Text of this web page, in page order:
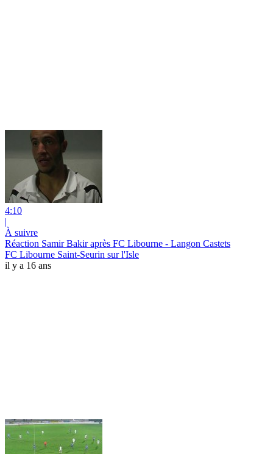
4:10
|
À suivre
Réaction Samir Bakir après FC Libourne - Langon Castets
FC Libourne Saint-Seurin sur l'Isle
il y a 16 ans